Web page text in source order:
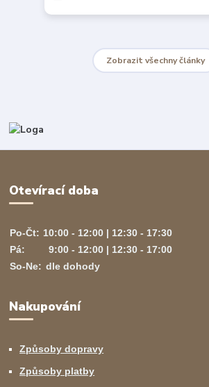
Zobrazit všechny články
Otevírací doba
Po-Čt: 10:00 - 12:00 | 12:30 - 17:30
Pá:
9:00 - 12:00 | 12:30 - 17:00
So-Ne: dle dohody
Nakupování
Způsoby dopravy
Způsoby platby